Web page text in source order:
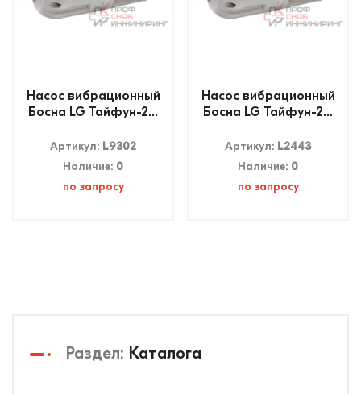
Насос вибрационный
Босна LG Тайфун-2...
Артикул: L9302
Наличие: 0
по запросу
Насос вибрационный
Босна LG Тайфун-2...
Артикул: L2443
Наличие: 0
по запросу
Раздел: Каталога